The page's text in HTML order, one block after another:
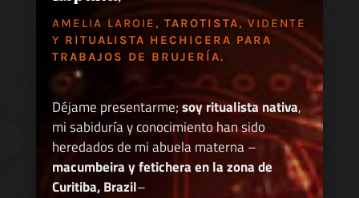
AMELIA LAROIE, TAROTISTA, VIDENTE
Y RITUALISTA HECHICERA PARA
TRABAJOS DE BRUJERÍA.
Déjame presentarme;soy ritualista nativa,
mi sabiduría y conocimiento han sido
heredados de mi abuela materna –
macumbeira y fetichera en la zona de
Curitiba, Brazil–